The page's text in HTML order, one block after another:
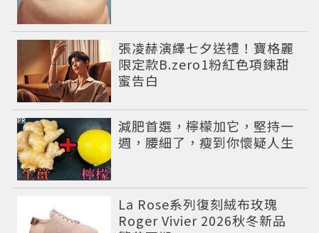
張凌赫演繹七夕送禮！寶格麗
限定款B.zero1粉紅色項鍊甜
蜜告白
減肥首選，檸檬加它，堅持一
週，腰細了，瘦到你懷疑人生
PR
La Rose系列復刻絨布玫瑰
Roger Vivier 2026秋冬新品